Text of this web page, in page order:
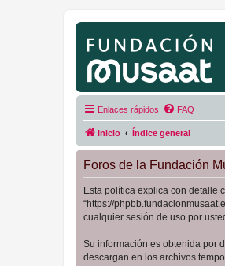
Enlaces rápidos FAQ
Inicio Índice general
Foros de la Fundación
Esta política explica con detalle
“https://
cualquier sesión de uso por
Su información es obtenida por
descargan en los archivos